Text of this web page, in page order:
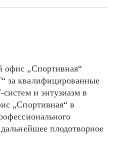
офис „Спортивная“
за квалифицированные
и энтузиазм в
„Спортивная“ в
плодотворное